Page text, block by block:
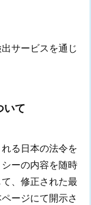
サービスを通じ
いて
る日本の法令を
ーの内容を随時
、修正された最
ージにて開示さ